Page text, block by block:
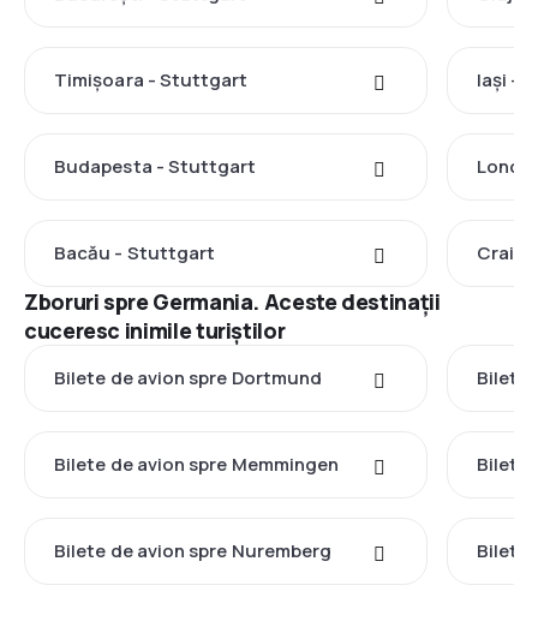
Timișoara - Stuttgart Iași -
Budapesta - Stuttgart
Bacău - Stuttgart
Zboruri spre Germania. Aceste destinații
cuceresc inimile turiștilor
Bilete de avion spre Dortmund Bilete
Bilete de avion spre Memmingen Bilete
Bilete de avion spre Nuremberg Bilete